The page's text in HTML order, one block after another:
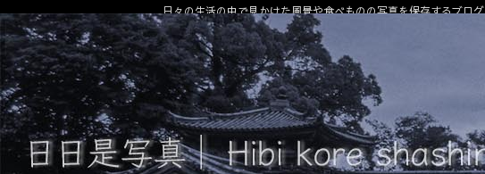
日々の生活の中で見かけた風景や食べものの写真を保存するブログ